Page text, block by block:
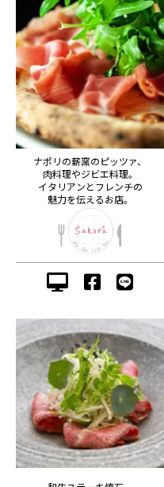
ナポリの薪窯のピッツァ、
肉料理やジビエ料理。
イタリアンとフレンチの
魅力を伝えるお店。